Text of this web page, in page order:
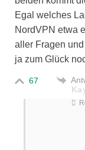
Egal welches
NordVPN etwa
aller Fragen
ja zum Glück
67